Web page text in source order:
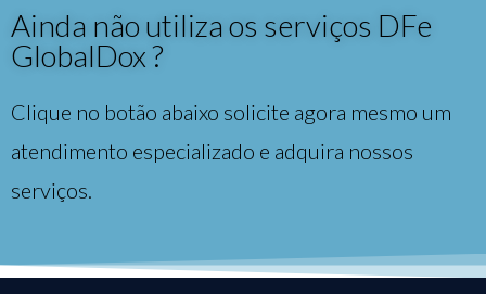
Ainda não utiliza os serviços DFe
GlobalDox ?
Clique no botão abaixo solicite agora mesmo um
atendimento especializado e adquira nossos
serviços.